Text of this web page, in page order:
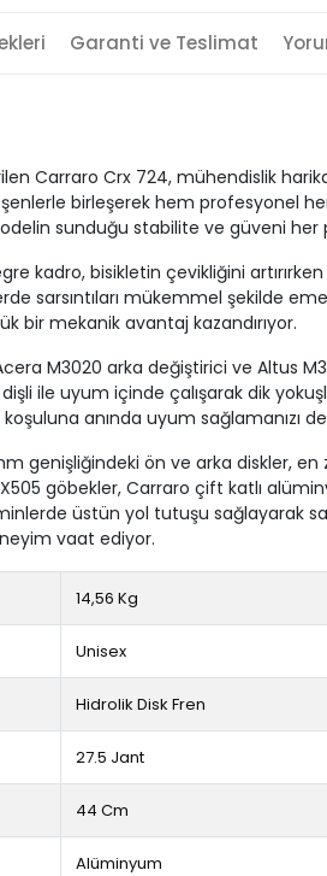
Garanti ve Teslimat
Carraro Crx 724, mühendislik
birleşerek hem profesyonel
sunduğu stabilite ve güveni
kadro, bisikletin çevikliğini
sarsıntıları mükemmel şekilde
bir mekanik avantaj kazandırıyor.
M3020 arka değiştirici ve Altus
ile uyum içinde çalışarak dik
anında uyum sağlamanızı
genişliğindeki ön ve arka diskler,
göbekler, Carraro çift katlı
üstün yol tutuşu sağlayarak
vaat ediyor.
14,56 Kg
Unisex
Hidrolik Disk Fren
27.5 Jant
44 Cm
Alüminyum